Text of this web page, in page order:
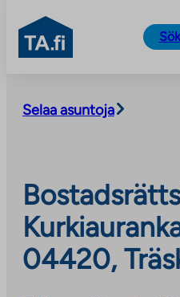
content
TA.fi
Selaa asuntoja
04420,